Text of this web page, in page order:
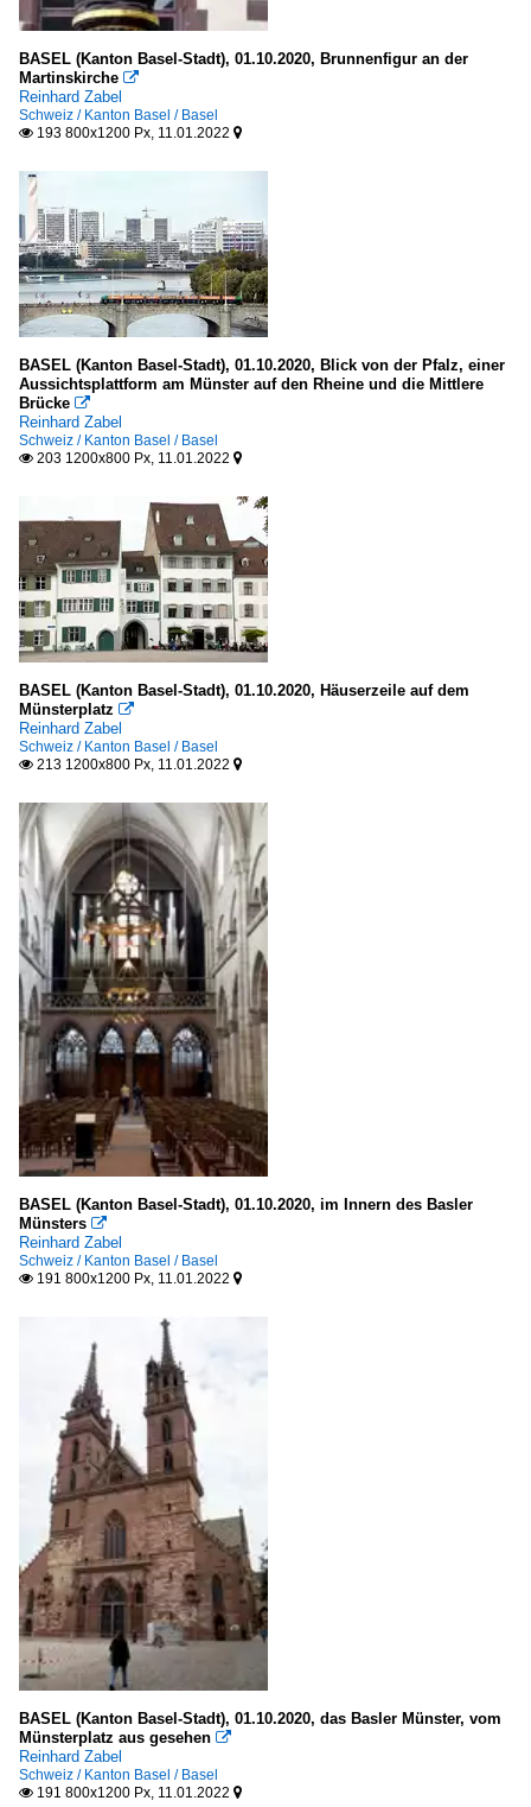
BASEL (Kanton Basel-Stadt), 01.10.2020, Brunnenfigur an der
Martinskirche 
Reinhard Zabel
Schweiz / Kanton Basel / Basel
 193 800x1200 Px, 11.01.2022 
BASEL (Kanton Basel-Stadt), 01.10.2020, Blick von der Pfalz, einer
Aussichtsplattform am Münster auf den Rheine und die Mittlere
Brücke 
Reinhard Zabel
Schweiz / Kanton Basel / Basel
 203 1200x800 Px, 11.01.2022 
BASEL (Kanton Basel-Stadt), 01.10.2020, Häuserzeile auf dem
Münsterplatz 
Reinhard Zabel
Schweiz / Kanton Basel / Basel
 213 1200x800 Px, 11.01.2022 
BASEL (Kanton Basel-Stadt), 01.10.2020, im Innern des Basler
Münsters 
Reinhard Zabel
Schweiz / Kanton Basel / Basel
 191 800x1200 Px, 11.01.2022 
BASEL (Kanton Basel-Stadt), 01.10.2020, das Basler Münster, vom
Münsterplatz aus gesehen 
Reinhard Zabel
Schweiz / Kanton Basel / Basel
 191 800x1200 Px, 11.01.2022 